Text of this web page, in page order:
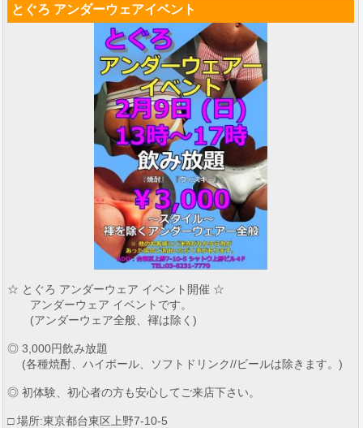
とぐろ アンダーウェアイベント
☆ とぐろ アンダーウェア イベント開催 ☆
アンダーウェア イベントです。
(アンダーウェア全般、褌は除く)
◎ 3,000円飲み放題
(各種焼酎、ハイボール、ソフトドリンク//ビールは除きます。)
◎ 初体験、初心者の方も安心してご来店下さい。
□ 場所:東京都台東区上野7-10-5